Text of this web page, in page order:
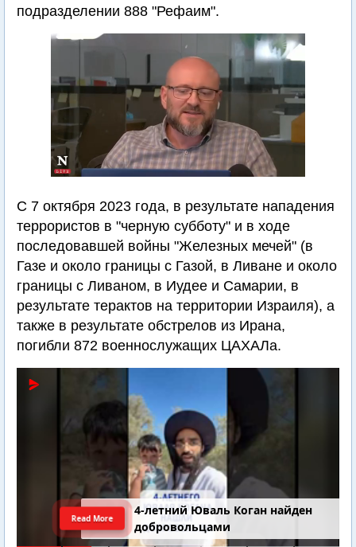
подразделении 888 "Рефаим".
С 7 октября 2023 года, в результате нападения
террористов в "черную субботу" и в ходе
последовавшей войны "Железных мечей" (в
Газе и около границы с Газой, в Ливане и около
границы с Ливаном, в Иудее и Самарии, в
результате терактов на территории Израиля), а
также в результате обстрелов из Ирана,
погибли 872 военнослужащих ЦАХАЛа.
4-летний Юваль Коган найден
добровольцами
Read More